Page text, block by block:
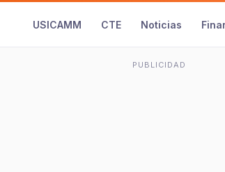
USICAMM CTE Noticias
PUBLICIDAD